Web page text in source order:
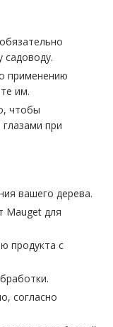
садоводу.
применению
им.
чтобы
при
вашего дерева.
Mauget для
продукта с
согласно